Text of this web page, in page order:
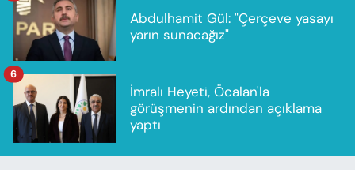
Abdulhamit Gül: "Çerçeve yasayı
yarın sunacağız"
İmralı Heyeti, Öcalan'la
görüşmenin ardından açıklama
yaptı
6